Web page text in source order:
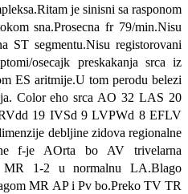
je sinisni sa rasponom
sna.Prosecna fr 79/min.Nisu
ST segmentu.Nisu registorovani
osecajk preskakanja srca iz
ES aritmije.U tom perodu belezi
Color eho srca AO 32 LAS 20
19 IVSd 9 LVPWd 8 EFLV
debljine zidova regionalne
f-je AOrta bo AV trivelarna
MR 1-2 u normalnu LA.Blago
MR AP i Pv bo.Preko TV TR